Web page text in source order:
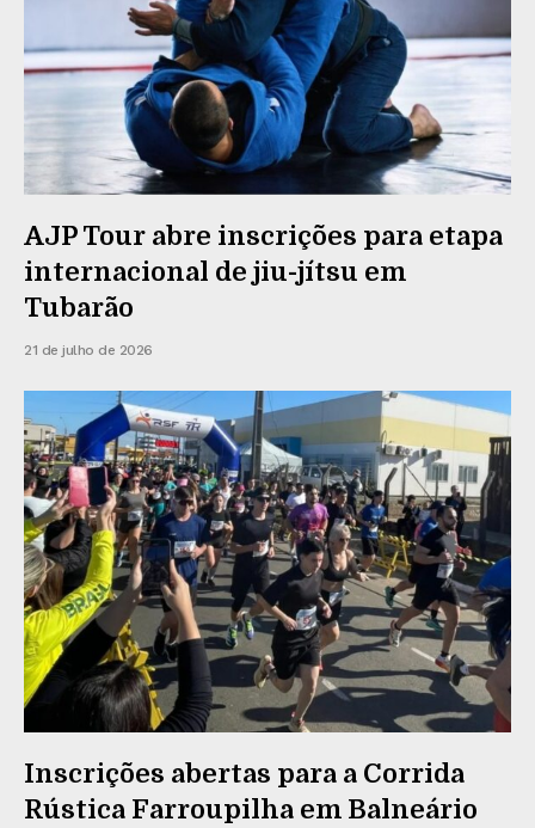
AJP Tour abre inscrições para etapa
internacional de jiu-jítsu em
Tubarão
21 de julho de 2026
Inscrições abertas para a Corrida
Rústica Farroupilha em Balneário